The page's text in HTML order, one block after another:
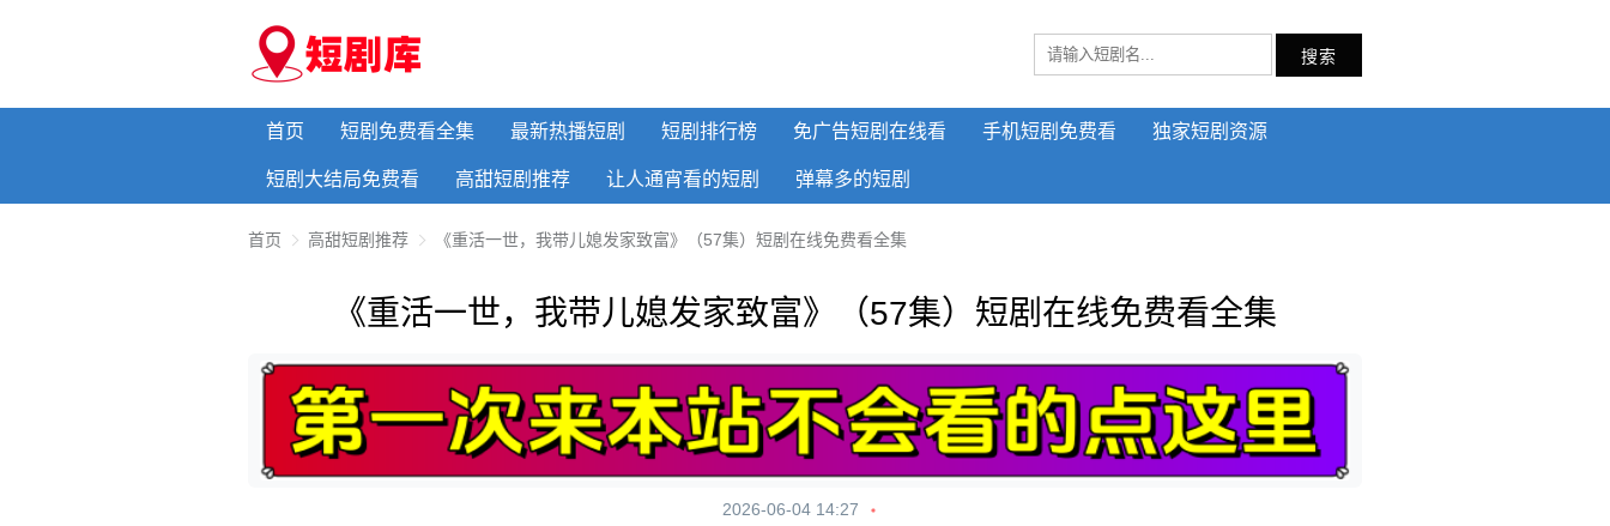
搜索
首页 短剧免费看全集 最新热播短剧 短剧排行榜 免广告短剧在线看 手机短剧免费看 独家短剧资源
短剧大结局免费看 高甜短剧推荐 让人通宵看的短剧 弹幕多的短剧
首页 高甜短剧推荐 《重活一世，我带儿媳发家致富》（57集）短剧在线免费看全集
《重活一世，我带儿媳发家致富》（57集）短剧在线免费看全集
2026-06-04 14:27